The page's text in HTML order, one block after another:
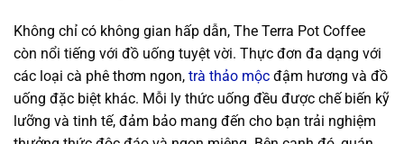
Không chỉ có không gian hấp dẫn, The Terra Pot Coffee
còn nổi tiếng với đồ uống tuyệt vời. Thực đơn đa dạng với
các loại cà phê thơm ngon, trà thảo mộc đậm hương và đồ
uống đặc biệt khác. Mỗi ly thức uống đều được chế biến kỹ
lưỡng và tinh tế, đảm bảo mang đến cho bạn trải nghiệm